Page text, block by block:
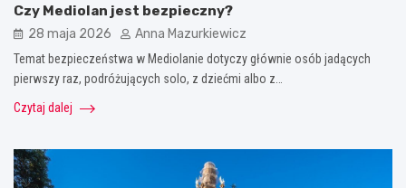
Czy Mediolan jest bezpieczny?
28 maja 2026 Anna Mazurkiewicz
Temat bezpieczeństwa w Mediolanie dotyczy głównie osób jadących
pierwszy raz, podróżujących solo, z dziećmi albo z…
Czytaj dalej